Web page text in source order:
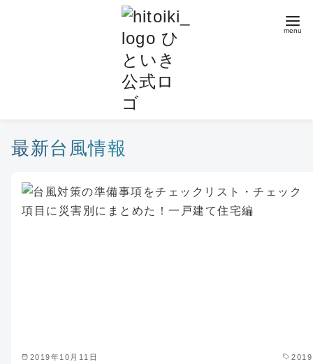
最新台風情報
2019年10月11日 2019